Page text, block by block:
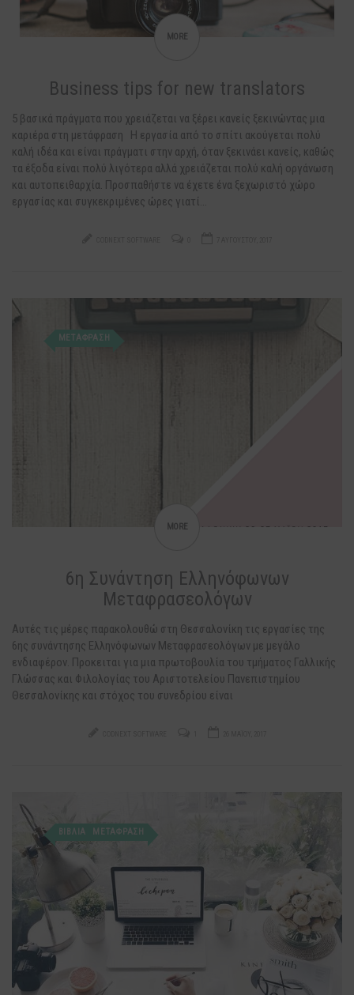
MORE
Business tips for new translators
5 βασικά πράγματα που χρειάζεται να ξέρει κανείς ξεκινώντας μια
καριέρα στη μετάφραση Η εργασία από το σπίτι ακούγεται πολύ
καλή ιδέα και είναι πράγματι στην αρχή, όταν ξεκινάει κανείς, καθώς
τα έξοδα είναι πολύ λιγότερα αλλά χρειάζεται πολύ καλή οργάνωση
και αυτοπειθαρχία. Προσπαθήστε να έχετε ένα ξεχωριστό χώρο
εργασίας και συγκεκριμένες ώρες γιατί…
ΜΕΤΑΦΡΑΣΗ
MORE
6η Συνάντηση Ελληνόφωνων
Μεταφρασεολόγων
Αυτές τις μέρες παρακολουθώ στη Θεσσαλονίκη τις εργασίες της
6ης συνάντησης Ελληνόφωνων Μεταφρασεολόγων με μεγάλο
ενδιαφέρον. Προκειται για μια πρωτοβουλία του τμήματος Γαλλικής
Γλώσσας και Φιλολογίας του Αριστοτελείου Πανεπιστημίου
Θεσσαλονίκης και στόχος του συνεδρίου είναι
ΒΙΒΛΙΑ ΜΕΤΑΦΡΑΣΗ